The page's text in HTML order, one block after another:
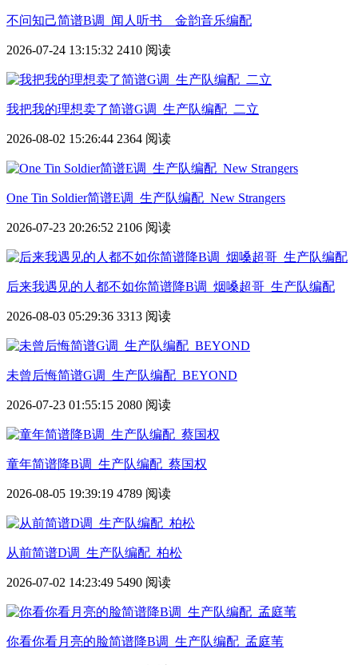
不问知己简谱B调_闻人听书__金韵音乐编配
2026-07-24 13:15:32 2410 阅读
我把我的理想卖了简谱G调_生产队编配_二立
2026-08-02 15:26:44 2364 阅读
One Tin Soldier简谱E调_生产队编配_New Strangers
2026-07-23 20:26:52 2106 阅读
后来我遇见的人都不如你简谱降B调_烟嗓超哥_生产队编配
2026-08-03 05:29:36 3313 阅读
未曾后悔简谱G调_生产队编配_BEYOND
2026-07-23 01:55:15 2080 阅读
童年简谱降B调_生产队编配_蔡国权
2026-08-05 19:39:19 4789 阅读
从前简谱D调_生产队编配_柏松
2026-07-02 14:23:49 5490 阅读
你看你看月亮的脸简谱降B调_生产队编配_孟庭苇